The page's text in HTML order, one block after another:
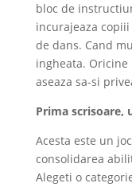
bloc de
incurajeaza
de dans. Cand
ingheata. Oricine
aseaza sa-si
Prima scrisoare,
Acesta este un
consolidarea
Alegeti o